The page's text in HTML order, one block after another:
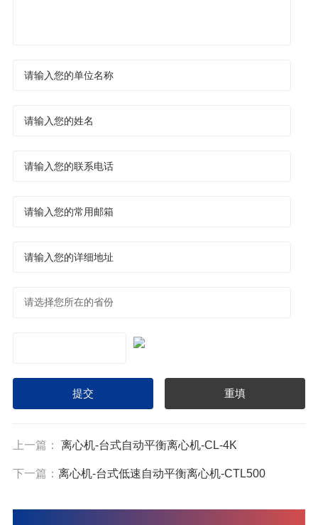
上一篇： 离心机-台式自动平衡离心机-CL-4K
下一篇： 离心机-台式低速自动平衡离心机-CTL500